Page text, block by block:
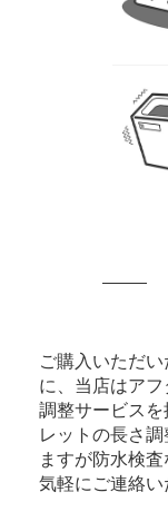
ご購入いただ
に、当店はア
調整サービス
レットの長さ
ますが防水検
気軽にご連絡い